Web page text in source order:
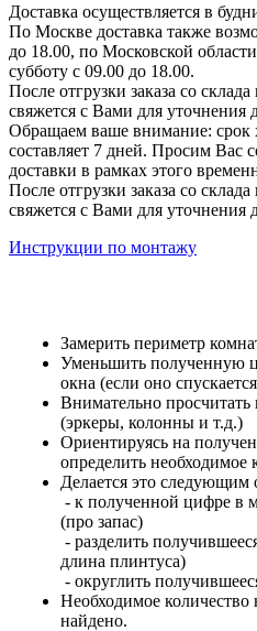
Доставка осуществляется в
По Москве доставка также
до 18.00, по Московской
субботу с 09.00 до 18.00.
После отгрузки заказа со
свяжется с Вами для уточнения
Обращаем ваше внимание: срок
составляет 7 дней. Просим Вас
доставки в рамках этого
После отгрузки заказа со
свяжется с Вами для уточнения
Инструкции по монтажу
Замерить периметр
Уменьшить полученную
окна (если оно
Внимательно
(эркеры, колонны и т.д.)
Ориентируясь на
определить необходимое
Делается это следующим
- к полученной цифре в
(про запас)
- разделить
длина плинтуса)
- округлить
Необходимое количество
найдено.